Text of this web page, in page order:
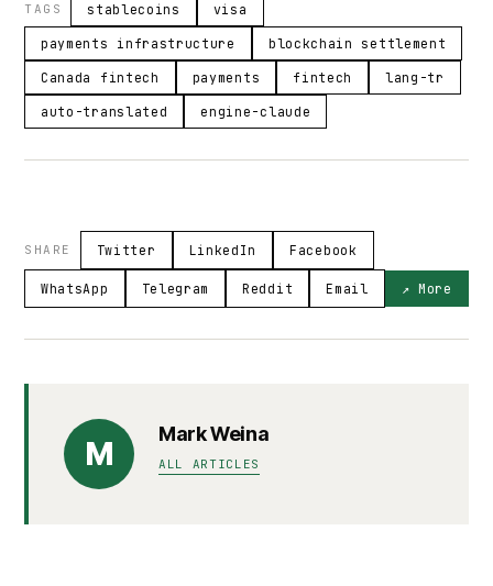
TAGS stablecoins visa
payments infrastructure blockchain settlement
Canada fintech payments fintech lang-tr
auto-translated engine-claude
SHARE Twitter LinkedIn Facebook
WhatsApp Telegram Reddit Email ↗ More
M
Mark Weina
ALL ARTICLES